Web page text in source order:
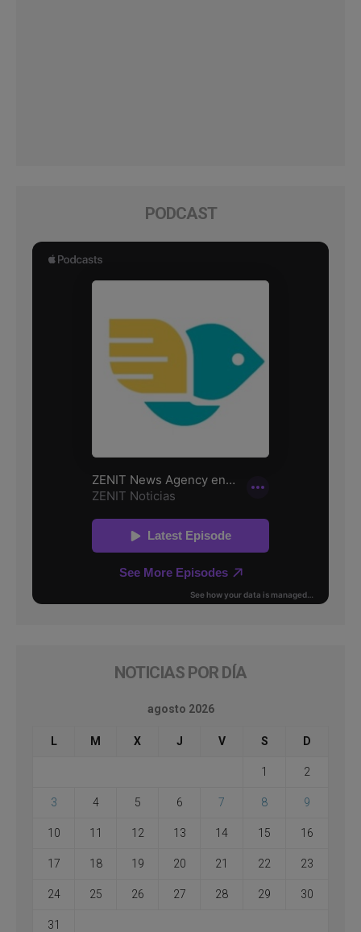
PODCAST
NOTICIAS POR DÍA
agosto 2026
L M X J V S D
1 2
3 4 5 6 7 8 9
10 11 12 13 14 15 16
17 18 19 20 21 22 23
24 25 26 27 28 29 30
31